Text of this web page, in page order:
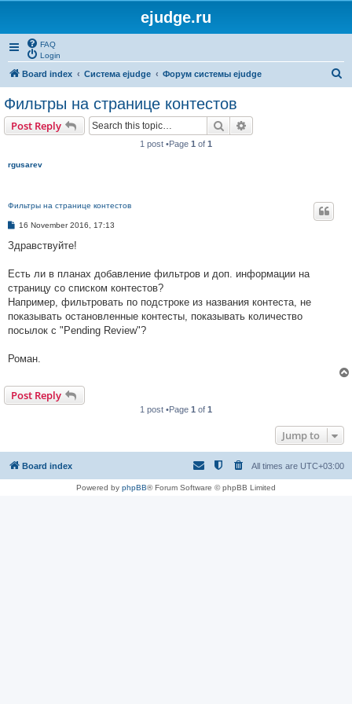
ejudge.ru
FAQ
Login
Board index Система ejudge Форум системы ejudge
Фильтры на странице контестов
Post Reply Search
1 post •Page 1 of 1
rgusarev
Фильтры на странице контестов
P
s
16 November 2016, 17:13
Здравствуйте!
Есть ли в планах добавление фильтров и доп. информации на
страницу со списком контестов?
Например, фильтровать по подстроке из названия контеста, не
показывать остановленные контесты, показывать количество
посылок с "Pending Review"?
Роман.
Post Reply
1 post •Page 1 of 1
Jump to
Board index All times are UTC+03:00
Powered by phpBB® Forum Software © phpBB Limited